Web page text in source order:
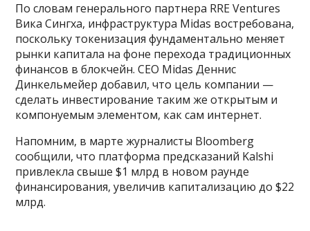
По словам генерального партнера RRE Ventures
Вика Сингха, инфраструктура Midas востребована,
поскольку токенизация фундаментально меняет
рынки капитала на фоне перехода традиционных
финансов в блокчейн. CEO Midas Деннис
Динкельмейер добавил, что цель компании —
сделать инвестирование таким же открытым и
компонуемым элементом, как сам интернет.
Напомним, в марте журналисты Bloomberg
сообщили, что платформа предсказаний Kalshi
привлекла свыше $1 млрд в новом раунде
финансирования, увеличив капитализацию до $22
млрд.